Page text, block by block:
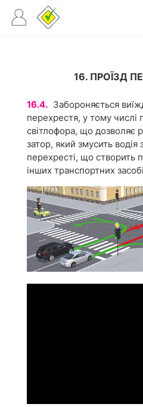
16. ПРОЇЗД
16.4. Забороняється
перехрестя, у тому числі
світлофора, що дозволяє
затор, який змусить водія
перехресті, що створить
інших транспортних